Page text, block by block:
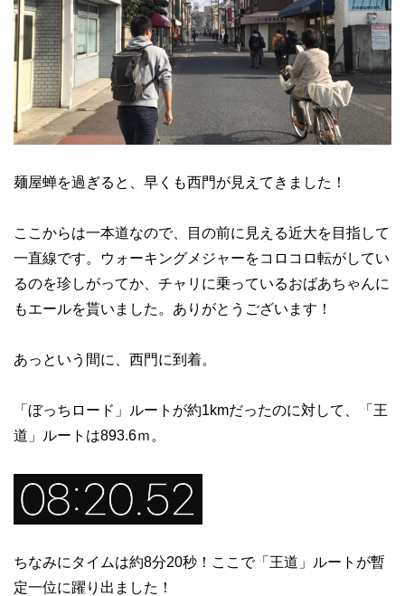
麺屋蝉を過ぎると、早くも西門が見えてきました！
ここからは一本道なので、目の前に見える近大を目指して
一直線です。ウォーキングメジャーをコロコロ転がしてい
るのを珍しがってか、チャリに乗っているおばあちゃんに
もエールを貰いました。ありがとうございます！
あっという間に、西門に到着。
「ぼっちロード」ルートが約1kmだったのに対して、「王
道」ルートは893.6ｍ。
ちなみにタイムは約8分20秒！ここで「王道」ルートが暫
定一位に躍り出ました！